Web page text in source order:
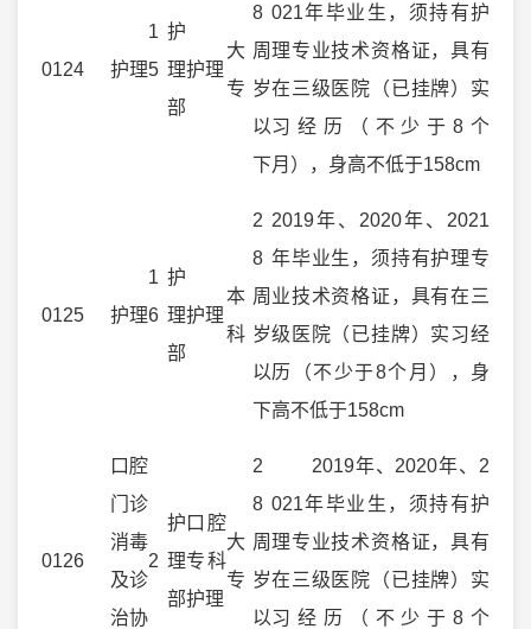
0124 护理
1
5
护
理
部
护理
大
专
8
周
岁
以
下
021年毕业生，须持有护
理专业技术资格证，具有
在三级医院（已挂牌）实
习经历（不少于8个
月），身高不低于158cm
0125 护理
1
6
护
理
部
护理
本
科
2
8
周
岁
以
下
2019年、2020年、2021
年毕业生，须持有护理专
业技术资格证，具有在三
级医院（已挂牌）实习经
历（不少于8个月），身
高不低于158cm
0126
口腔
门诊
消毒
及诊
治协
2
护
理
部
口腔
专科
护理
大
专
2
8
周
岁
以
2019年、2020年、2
021年毕业生，须持有护
理专业技术资格证，具有
在三级医院（已挂牌）实
习经历（不少于8个